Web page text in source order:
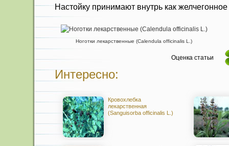
Настойку принимают внутрь как
Ноготки лекарственные (Calendula officinalis L.)
Оценка статьи
Интересно:
Кровохлебка
лекарственная
(Sanguisorba officinalis L.)